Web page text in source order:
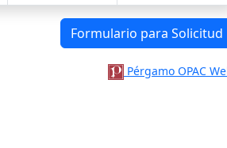
Formulario para Solicitud
Pérgamo OPAC